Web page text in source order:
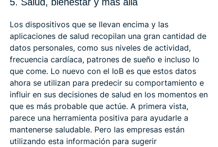
Los dispositivos que se llevan encima y las
aplicaciones de salud recopilan una gran cantidad de
datos personales, como sus niveles de actividad,
frecuencia cardíaca, patrones de sueño e incluso lo
que come. Lo nuevo con el IoB es que estos datos
ahora se utilizan para predecir su comportamiento e
influir en sus decisiones de salud en los momentos en
que es más probable que actúe. A primera vista,
parece una herramienta positiva para ayudarle a
mantenerse saludable. Pero las empresas están
utilizando esta información para sugerir